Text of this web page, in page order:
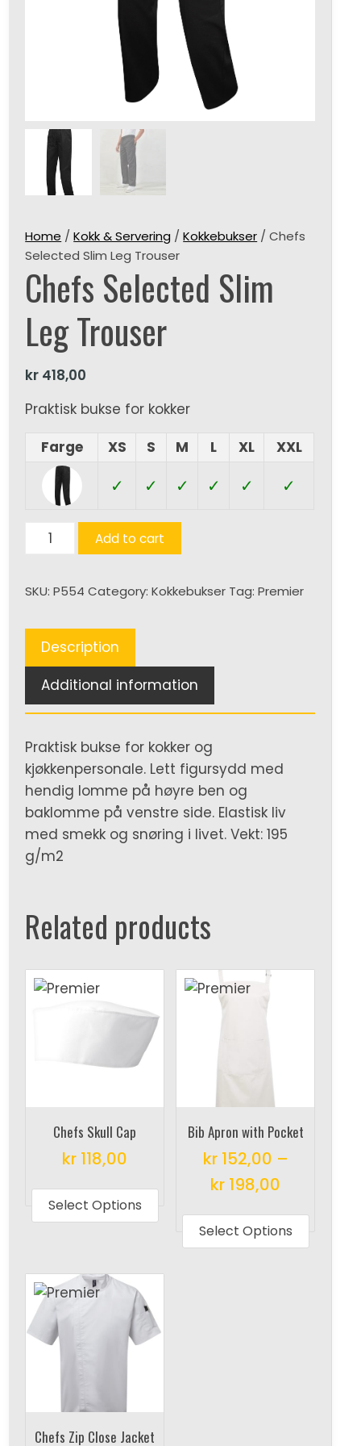
Home /Kokk & Servering /Kokkebukser / Chefs
Selected Slim Leg Trouser
Chefs Selected Slim
Leg Trouser
kr 418,00
Praktisk bukse for kokker
Farge
XS S M L XL XXL
✓ ✓ ✓ ✓ ✓ ✓
Chefs
Selected
Leg
quantity
Add to cart
SKU:P554 Category:Kokkebukser Tag:Premier
Description
Additional information
Praktisk bukse for kokker og
kjøkkenpersonale. Lett figursydd med
hendig lomme på høyre ben og
baklomme på venstre side. Elastisk liv
med smekk og snøring i livet. Vekt: 195
g/m2
Related products
Chefs Skull Cap
kr 118,00
Select Options
has
multiple
may
Bib Apron with Pocket
kr152,00 –
kr 198,00
Select Options
has
Chefs Zip Close Jacket